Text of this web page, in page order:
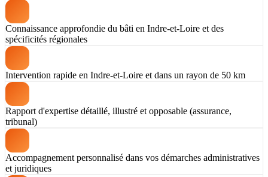
Connaissance approfondie du bâti en Indre-et-Loire et des
spécificités régionales
Intervention rapide en Indre-et-Loire et dans un rayon de 50 km
Rapport d'expertise détaillé, illustré et opposable (assurance,
tribunal)
Accompagnement personnalisé dans vos démarches administratives
et juridiques